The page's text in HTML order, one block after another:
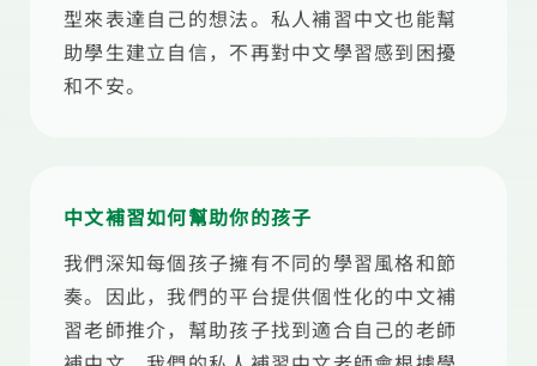
型來表達自己的想法。私人補習中文也能幫
助學生建立自信，不再對中文學習感到困擾
和不安。
中文補習如何幫助你的孩子
我們深知每個孩子擁有不同的學習風格和節
奏。因此，我們的平台提供個性化的中文補
習老師推介，幫助孩子找到適合自己的老師